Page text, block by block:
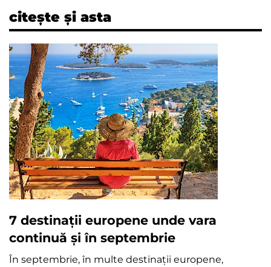
citește și asta
7 destinații europene unde vara
continuă și în septembrie
În septembrie, în multe destinații europene,